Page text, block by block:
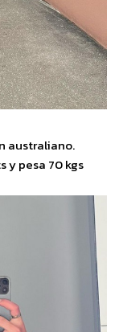
australiano.
y pesa 70 kgs